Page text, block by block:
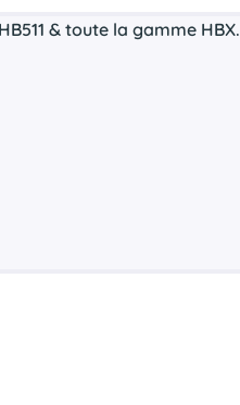
& toute la gamme HBX.